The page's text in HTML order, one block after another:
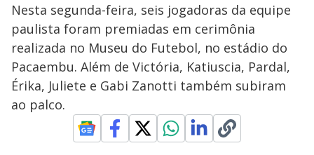
Nesta segunda-feira, seis jogadoras da equipe
paulista foram premiadas em cerimônia
realizada no Museu do Futebol, no estádio do
Pacaembu. Além de Victória, Katiuscia, Pardal,
Érika, Juliete e Gabi Zanotti também subiram
ao palco.